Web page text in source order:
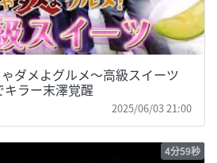
ダメよグルメ〜高級スイーツ
ラー末澤覚醒
2025/06/03 21:00
4分59秒